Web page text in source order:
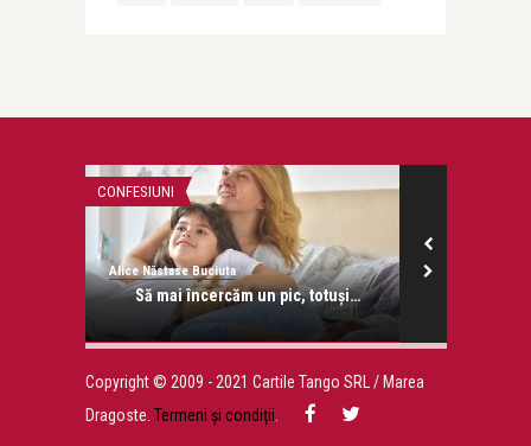
CONFESIUNI
Alice Năstase Buciuta
Să mai încercăm un pic, totuși…
Copyright © 2009 - 2021 Cartile Tango SRL / Marea
Dragoste. Termeni și condiții